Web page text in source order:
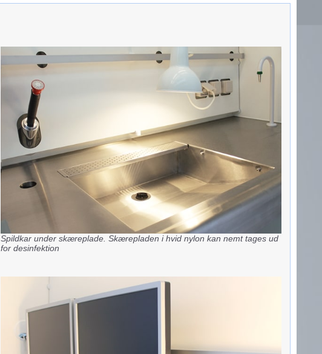
Spildkar under skæreplade. Skærepladen i hvid nylon kan nemt tages ud
for desinfektion